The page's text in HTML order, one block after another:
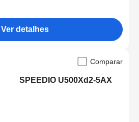
Ver detalhes
Comparar
SPEEDIO U500Xd2-5AX